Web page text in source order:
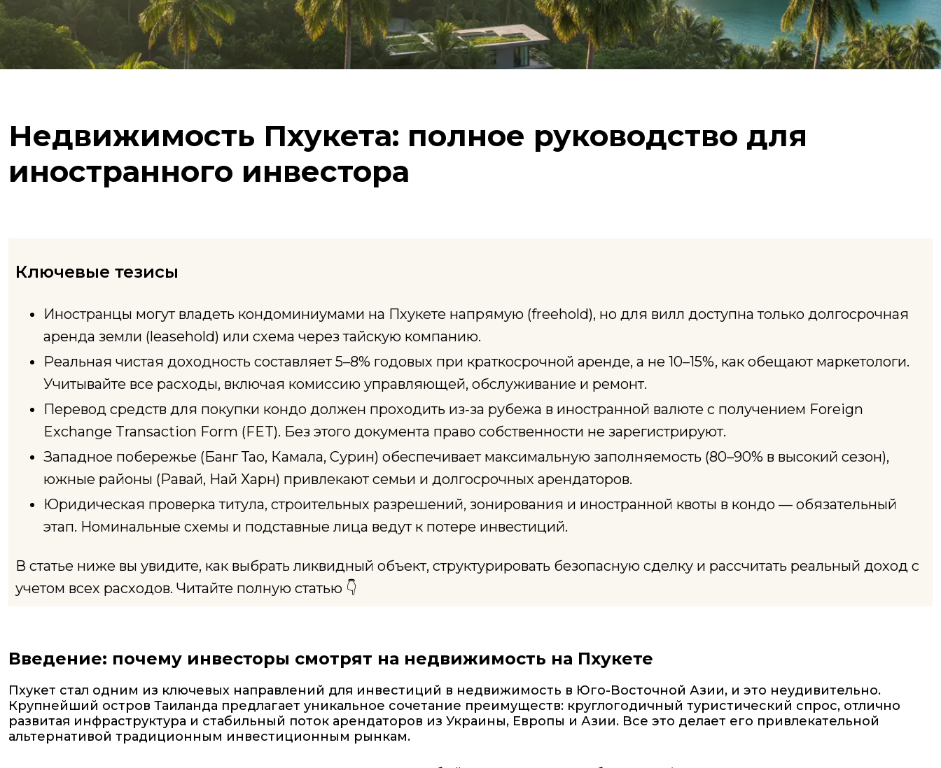
Недвижимость Пхукета: полное руководство для
иностранного инвестора
Ключевые тезисы
Иностранцы могут владеть кондоминиумами на Пхукете напрямую (freehold), но для вилл доступна только долгосрочная
аренда земли (leasehold) или схема через тайскую компанию.
Реальная чистая доходность составляет 5–8% годовых при краткосрочной аренде, а не 10–15%, как обещают маркетологи.
Учитывайте все расходы, включая комиссию управляющей, обслуживание и ремонт.
Перевод средств для покупки кондо должен проходить из‑за рубежа в иностранной валюте с получением Foreign
Exchange Transaction Form (FET). Без этого документа право собственности не зарегистрируют.
Западное побережье (Банг Тао, Камала, Сурин) обеспечивает максимальную заполняемость (80–90% в высокий сезон),
южные районы (Равай, Най Харн) привлекают семьи и долгосрочных арендаторов.
Юридическая проверка титула, строительных разрешений, зонирования и иностранной квоты в кондо — обязательный
этап. Номинальные схемы и подставные лица ведут к потере инвестиций.
В статье ниже вы увидите, как выбрать ликвидный объект, структурировать безопасную сделку и рассчитать реальный доход с
учетом всех расходов. Читайте полную статью 👇
Введение: почему инвесторы смотрят на недвижимость на Пхукете
Пхукет стал одним из ключевых направлений для инвестиций в недвижимость в Юго-Восточной Азии, и это неудивительно.
Крупнейший остров Таиланда предлагает уникальное сочетание преимуществ: круглогодичный туристический спрос, отлично
развитая инфраструктура и стабильный поток арендаторов из Украины, Европы и Азии. Все это делает его привлекательной
альтернативой традиционным инвестиционным рынкам.